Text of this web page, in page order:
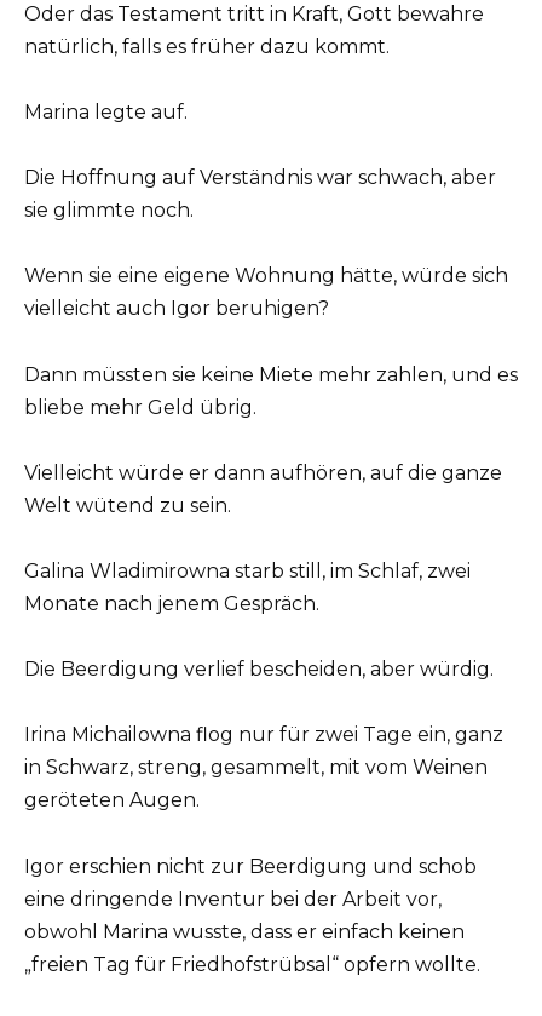
Oder das Testament tritt in Kraft, Gott bewahre
natürlich, falls es früher dazu kommt.
Marina legte auf.
Die Hoffnung auf Verständnis war schwach, aber
sie glimmte noch.
Wenn sie eine eigene Wohnung hätte, würde sich
vielleicht auch Igor beruhigen?
Dann müssten sie keine Miete mehr zahlen, und es
bliebe mehr Geld übrig.
Vielleicht würde er dann aufhören, auf die ganze
Welt wütend zu sein.
Galina Wladimirowna starb still, im Schlaf, zwei
Monate nach jenem Gespräch.
Die Beerdigung verlief bescheiden, aber würdig.
Irina Michailowna flog nur für zwei Tage ein, ganz
in Schwarz, streng, gesammelt, mit vom Weinen
geröteten Augen.
Igor erschien nicht zur Beerdigung und schob
eine dringende Inventur bei der Arbeit vor,
obwohl Marina wusste, dass er einfach keinen
„freien Tag für Friedhofstrübsal“ opfern wollte.